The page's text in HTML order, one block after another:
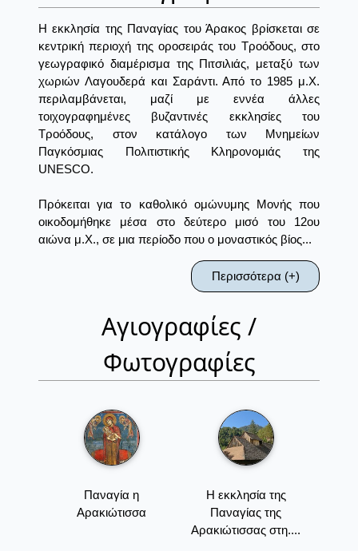
Η εκκλησία της Παναγίας του Άρακος βρίσκεται σε
κεντρική περιοχή της οροσειράς του Τροόδους, στο
γεωγραφικό διαμέρισμα της Πιτσιλιάς, μεταξύ των
χωριών Λαγουδερά και Σαράντι. Από το 1985 μ.Χ.
περιλαμβάνεται, μαζί με εννέα άλλες
τοιχογραφημένες βυζαντινές εκκλησίες του
Τροόδους, στον κατάλογο των Μνημείων
Παγκόσμιας Πολιτιστικής Κληρονομιάς της
UNESCO.
Πρόκειται για το καθολικό ομώνυμης Μονής που
οικοδομήθηκε μέσα στο δεύτερο μισό του 12ου
αιώνα μ.Χ., σε μια περίοδο που ο μοναστικός βίος...
Περισσότερα (+)
Αγιογραφίες /
Φωτογραφίες
Παναγία η
Αρακιώτισσα
Η εκκλησία της
Παναγίας της
Αρακιώτισσας στη....